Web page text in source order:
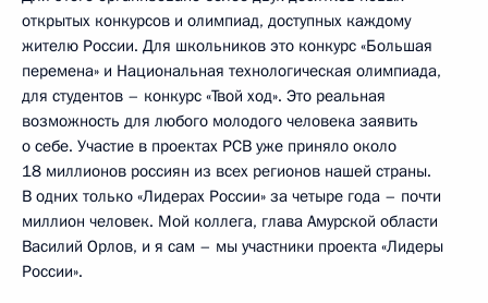
открытых конкурсов и олимпиад, доступных каждому
жителю России. Для школьников это конкурс «Большая
перемена» и Национальная технологическая олимпиада,
для студентов – конкурс «Твой ход». Это реальная
возможность для любого молодого человека заявить
о себе. Участие в проектах РСВ уже приняло около
18 миллионов россиян из всех регионов нашей страны.
В одних только «Лидерах России» за четыре года – почти
миллион человек. Мой коллега, глава Амурской области
Василий Орлов, и я сам – мы участники проекта «Лидеры
России».